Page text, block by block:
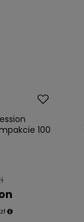
100